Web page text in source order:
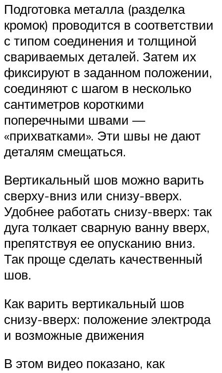
Подготовка металла (разделка
кромок) проводится в соответствии
с типом соединения и толщиной
свариваемых деталей. Затем их
фиксируют в заданном положении,
соединяют с шагом в несколько
сантиметров короткими
поперечными швами —
«прихватками». Эти швы не дают
деталям смещаться.
Вертикальный шов можно варить
сверху-вниз или снизу-вверх.
Удобнее работать снизу-вверх: так
дуга толкает сварную ванну вверх,
препятствуя ее опусканию вниз.
Так проще сделать качественный
шов.
Как варить вертикальный шов
снизу-вверх: положение электрода
и возможные движения
В этом видео показано, как